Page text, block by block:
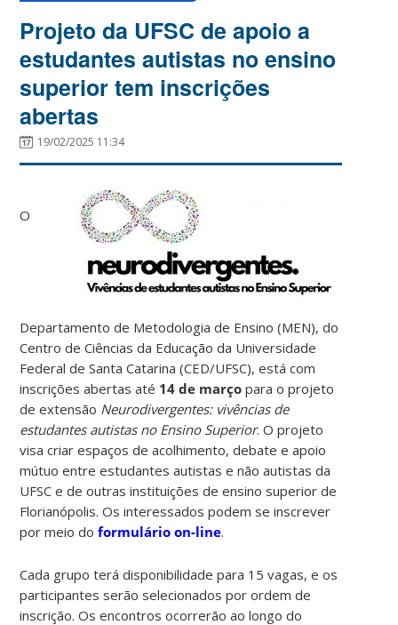
Projeto da UFSC de apoio a
estudantes autistas no ensino
superior tem inscrições
abertas
19/02/2025 11:34
O
Departamento de Metodologia de Ensino (MEN), do
Centro de Ciências da Educação da Universidade
Federal de Santa Catarina (CED/UFSC), está com
inscrições abertas até 14 de março para o projeto
de extensão Neurodivergentes: vivências de
estudantes autistas no Ensino Superior. O projeto
visa criar espaços de acolhimento, debate e apoio
mútuo entre estudantes autistas e não autistas da
UFSC e de outras instituições de ensino superior de
Florianópolis. Os interessados podem se inscrever
por meio doformulário on-line.
Cada grupo terá disponibilidade para 15 vagas, e os
participantes serão selecionados por ordem de
inscrição. Os encontros ocorrerão ao longo do